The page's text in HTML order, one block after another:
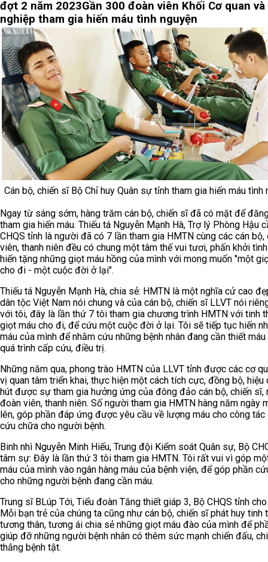
đợt 2 năm 2023Gần 300 đoàn viên Khối Cơ quan và
nghiệp tham gia hiến máu tình nguyện
Cán bộ, chiến sĩ Bộ Chỉ huy Quân sự tỉnh tham gia hiến máu tình
Ngay từ sáng sớm, hàng trăm cán bộ, chiến sĩ đã có mặt để
tham gia hiến máu. Thiếu tá Nguyễn Mạnh Hà, Trợ lý Phòng Hậu
CHQS tỉnh là người đã có 7 lần tham gia HMTN cùng các cán bộ,
viên, thanh niên đều có chung một tâm thế vui tươi, phấn khởi
hiến tặng những giọt máu hồng của mình với mong muốn "một
cho đi - một cuộc đời ở lại".
Thiếu tá Nguyễn Mạnh Hà, chia sẻ: HMTN là một nghĩa cử cao
dân tộc Việt Nam nói chung và của cán bộ, chiến sĩ LLVT nói
với tôi, đây là lần thứ 7 tôi tham gia chương trình HMTN với tinh
giọt máu cho đi, để cứu một cuộc đời ở lại. Tôi sẽ tiếp tục hiến
máu của mình để nhằm cứu những bệnh nhân đang cần thiết
quá trình cấp cứu, điều trị.
Những năm qua, phong trào HMTN của LLVT tỉnh được các cơ
vị quan tâm triển khai, thực hiện một cách tích cực, đồng bộ, hiệu
hút được sự tham gia hưởng ứng của đông đảo cán bộ, chiến sĩ,
đoàn viên, thanh niên. Số người tham gia HMTN hàng năm ngày
lên, góp phần đáp ứng được yêu cầu về lượng máu cho công tác
cứu chữa cho người bệnh.
Binh nhì Nguyễn Minh Hiếu, Trung đội Kiểm soát Quân sự, Bộ
tâm sự: Đây là lần thứ 3 tôi tham gia HMTN. Tôi rất vui vì góp
máu của mình vào ngân hàng máu của bệnh viện, để góp phần
cho những người bệnh đang cần máu.
Trung sĩ BLúp Tới, Tiểu đoàn Tăng thiết giáp 3, Bộ CHQS tỉnh
Mỗi bạn trẻ của chúng ta cũng như cán bộ, chiến sĩ phát huy tinh
tương thân, tương ái chia sẻ những giọt máu đào của mình để
giúp đỡ những người bệnh nhân có thêm sức mạnh chiến đấu,
thắng bệnh tật.